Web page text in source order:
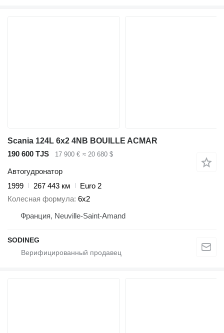
Scania 124L 6x2 4NB BOUILLE ACMAR
190 600 TJS
17 900 € ≈ 20 680 $
Автогудронатор
1999
267 443 км
Euro 2
Колесная формула 6x2
Франция, Neuville-Saint-Amand
SODINEG